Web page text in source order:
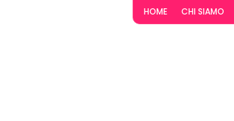
HOME CHI SIAMO